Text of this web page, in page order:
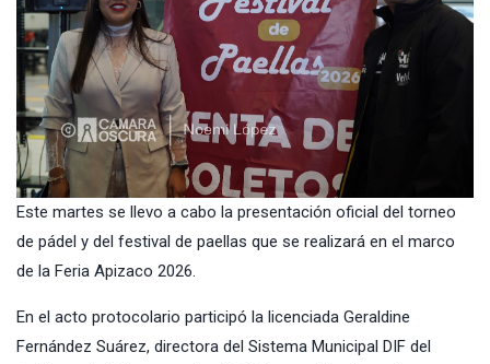
Este martes se llevo a cabo la presentación oficial del torneo
de pádel y del festival de paellas que se realizará en el marco
de la Feria Apizaco 2026.
En el acto protocolario participó la licenciada Geraldine
Fernández Suárez, directora del Sistema Municipal DIF del